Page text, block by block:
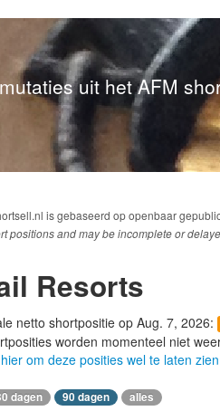
uit het AFM
is gebaseerd op openbaar
positions and may be incomplete or
Resorts
netto shortpositie op Aug. 7, 2026:
worden momenteel niet
om deze posities wel te laten zien
dagen 90 dagen alles